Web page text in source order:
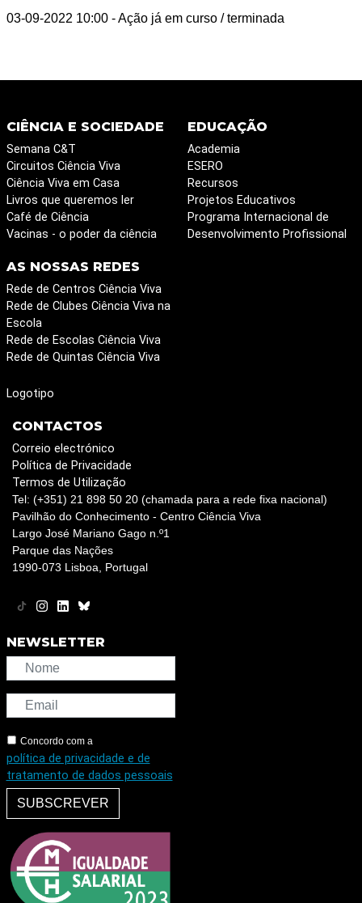
03-09-2022 10:00 - Ação já em curso / terminada
CIÊNCIA E SOCIEDADE
Semana C&T
Circuitos Ciência Viva
Ciência Viva em Casa
Livros que queremos ler
Café de Ciência
Vacinas - o poder da ciência
EDUCAÇÃO
Academia
ESERO
Recursos
Projetos Educativos
Programa Internacional de
Desenvolvimento Profissional
AS NOSSAS REDES
Rede de Centros Ciência Viva
Rede de Clubes Ciência Viva na
Escola
Rede de Escolas Ciência Viva
Rede de Quintas Ciência Viva
Logotipo
CONTACTOS
Correio electrónico
Política de Privacidade
Termos de Utilização
Tel: (+351) 21 898 50 20 (chamada para a rede fixa nacional)
Pavilhão do Conhecimento - Centro Ciência Viva
Largo José Mariano Gago n.º1
Parque das Nações
1990-073 Lisboa, Portugal
NEWSLETTER
Concordo com a
política de privacidade e de
tratamento de dados pessoais
SUBSCREVER